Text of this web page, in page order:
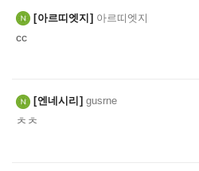
아르띠엣지 아르띠엣지
cc
엔네시리 gusrne
ㅊㅊ